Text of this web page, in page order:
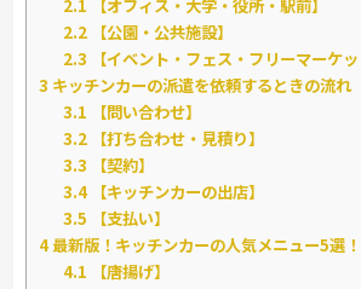
2.1 【オフィス・大学・役所・駅前】
2.2 【公園・公共施設】
2.3 【イベント・フェス・フリーマーケッ
3 キッチンカーの派遣を依頼するときの流れ
3.1 【問い合わせ】
3.2 【打ち合わせ・見積り】
3.3 【契約】
3.4【キッチンカーの出店】
3.5 【支払い】
4最新版！キッチンカーの人気メニュー5選！
4.1 【唐揚げ】